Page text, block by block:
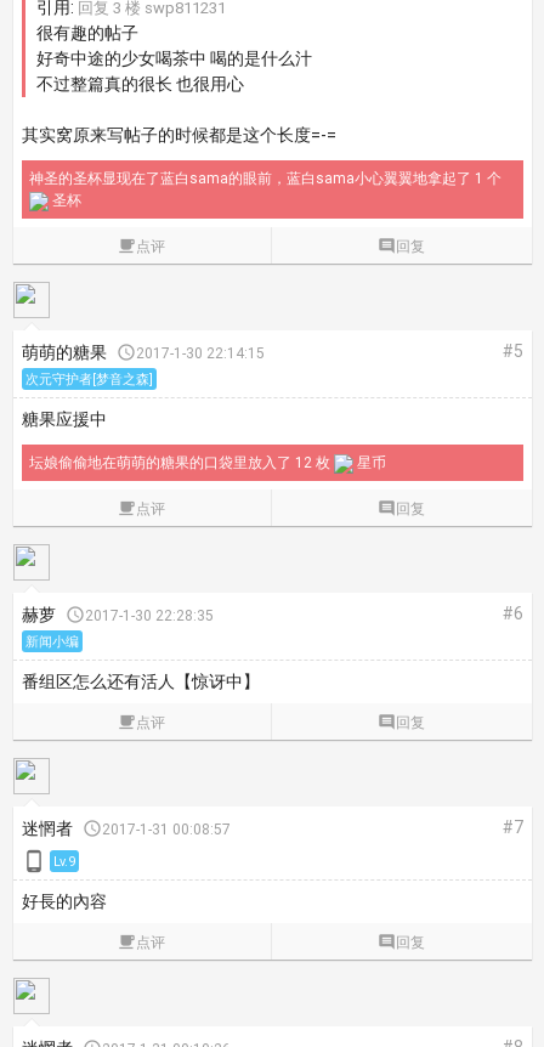
引用: 回复 3 楼 swp811231
很有趣的帖子
好奇中途的少女喝茶中 喝的是什么汁
不过整篇真的很长 也很用心
其实窝原来写帖子的时候都是这个长度=-=
神圣的圣杯显现在了蓝白sama的眼前，蓝白sama小心翼翼地拿起了 1 个
圣杯
点评  回复
萌萌的糖果 2017-1-30 22:14:15 #5
次元守护者[梦音之森]
糖果应援中
坛娘偷偷地在萌萌的糖果的口袋里放入了 12 枚 星币
点评  回复
赫萝 2017-1-30 22:28:35 #6
新闻小编
番组区怎么还有活人【惊讶中】
点评  回复
迷惘者 2017-1-31 00:08:57 #7
 Lv.9
好長的內容
点评  回复